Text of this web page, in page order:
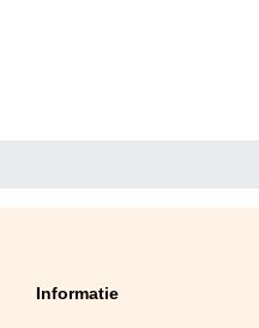
Informatie